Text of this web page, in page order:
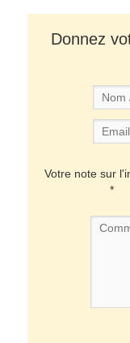
Donnez
Votre note sur
*